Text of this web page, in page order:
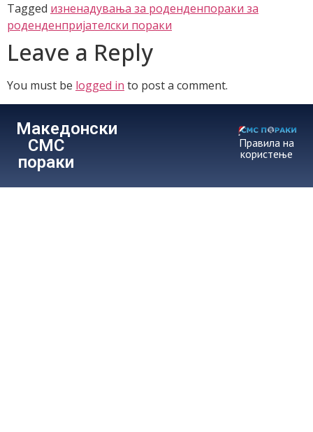
Tagged изненадувања за роденденпораки за
роденденпријателски пораки
Leave a Reply
You must be logged in to post a comment.
Македонски
СМС
пораки
Правила на
користење